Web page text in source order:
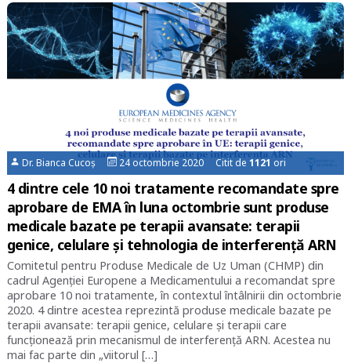
Dr. Bianca Cucoș 24 octombrie 2020 Citit de1121 ori
4 dintre cele 10 noi tratamente recomandate spre
aprobare de EMA în luna octombrie sunt produse
medicale bazate pe terapii avansate: terapii
genice, celulare și tehnologia de interferență ARN
Comitetul pentru Produse Medicale de Uz Uman (CHMP) din
cadrul Agenției Europene a Medicamentului a recomandat spre
aprobare 10 noi tratamente, în contextul întâlnirii din octombrie
2020. 4 dintre acestea reprezintă produse medicale bazate pe
terapii avansate: terapii genice, celulare și terapii care
funcționează prin mecanismul de interferență ARN. Acestea nu
mai fac parte din „viitorul […]